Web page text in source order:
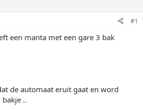
#1
een manta met een gare 3 bak
de automaat eruit gaat en word
..